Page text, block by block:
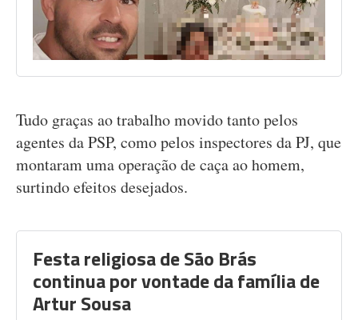
Tudo graças ao trabalho movido tanto pelos
agentes da PSP, como pelos inspectores da PJ, que
montaram uma operação de caça ao homem,
surtindo efeitos desejados.
Festa religiosa de São Brás
continua por vontade da família de
Artur Sousa